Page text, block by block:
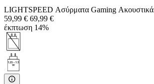
LIGHTSPEED Ασύρματα Gaming Ακουστικά
59,99 € 69,99 €
έκπτωση 14%